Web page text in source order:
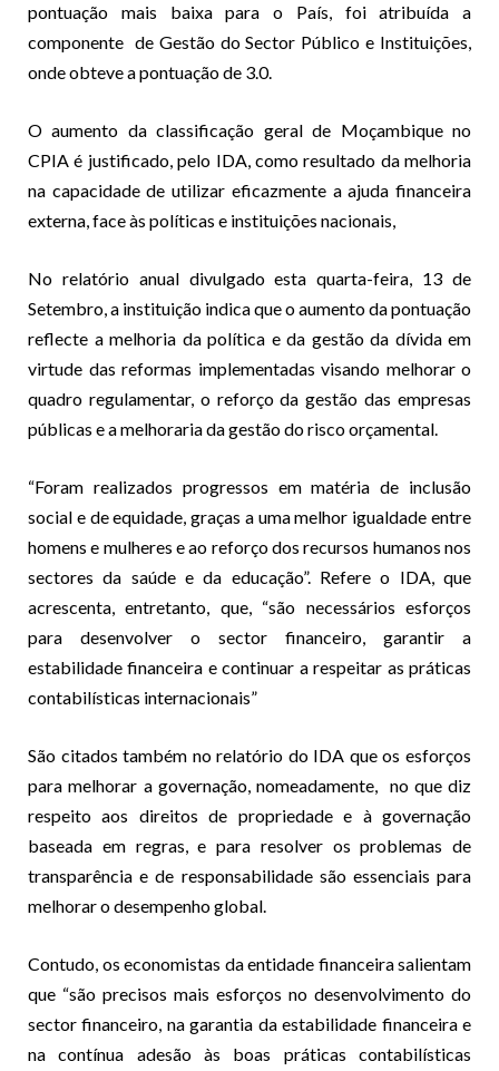
pontuação mais baixa para o País, foi atribuída a
componente de Gestão do Sector Público e Instituições,
onde obteve a pontuação de 3.0.
O aumento da classificação geral de Moçambique no
CPIA é justificado, pelo IDA, como resultado da melhoria
na capacidade de utilizar eficazmente a ajuda financeira
externa, face às políticas e instituições nacionais,
No relatório anual divulgado esta quarta-feira, 13 de
Setembro, a instituição indica que o aumento da pontuação
reflecte a melhoria da política e da gestão da dívida em
virtude das reformas implementadas visando melhorar o
quadro regulamentar, o reforço da gestão das empresas
públicas e a melhoraria da gestão do risco orçamental.
“Foram realizados progressos em matéria de inclusão
social e de equidade, graças a uma melhor igualdade entre
homens e mulheres e ao reforço dos recursos humanos nos
sectores da saúde e da educação”. Refere o IDA, que
acrescenta, entretanto, que, “são necessários esforços
para desenvolver o sector financeiro, garantir a
estabilidade financeira e continuar a respeitar as práticas
contabilísticas internacionais”
São citados também no relatório do IDA que os esforços
para melhorar a governação, nomeadamente, no que diz
respeito aos direitos de propriedade e à governação
baseada em regras, e para resolver os problemas de
transparência e de responsabilidade são essenciais para
melhorar o desempenho global.
Contudo, os economistas da entidade financeira salientam
que “são precisos mais esforços no desenvolvimento do
sector financeiro, na garantia da estabilidade financeira e
na contínua adesão às boas práticas contabilísticas